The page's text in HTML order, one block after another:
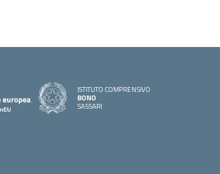
ISTITUTO COMPRENSIVO
BONO
SASSARI